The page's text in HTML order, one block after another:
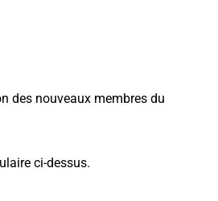
des nouveaux membres du
ci-dessus.